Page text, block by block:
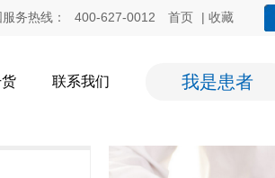
务热线： 400-627-0012 首页 | 收藏
我是患者
联系我们